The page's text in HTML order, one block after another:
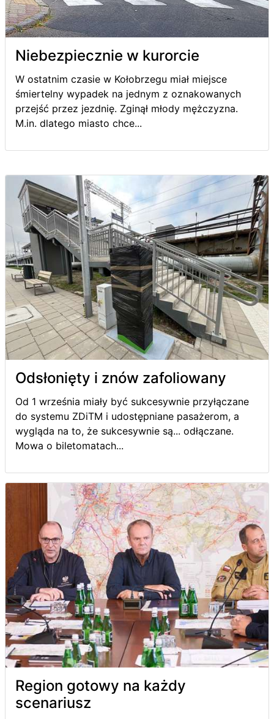
Niebezpiecznie w kurorcie
W ostatnim czasie w Kołobrzegu miał miejsce
śmiertelny wypadek na jednym z oznakowanych
przejść przez jezdnię. Zginął młody mężczyzna.
M.in. dlatego miasto chce...
Odsłonięty i znów zafoliowany
Od 1 września miały być sukcesywnie przyłączane
do systemu ZDiTM i udostępniane pasażerom, a
wygląda na to, że sukcesywnie są... odłączane.
Mowa o biletomatach...
Region gotowy na każdy
scenariusz